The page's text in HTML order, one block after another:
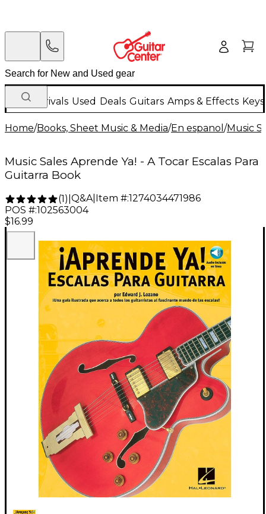
New Arrivals Used Deals Guitars Amps & Effects
Home/Books, Sheet Music & Media/En espanol /Music
Music Sales Aprende Ya! - A Tocar Escalas Para
Guitarra Book
(1) Q&A| Item #:1274034471986
POS #:102563004
$16.99